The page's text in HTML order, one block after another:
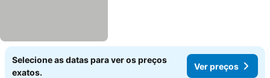
Selecione as datas para ver os preços
exatos.
Ver preços